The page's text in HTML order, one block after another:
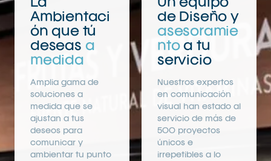
La
Ambientaci
ón que tú
deseas a
medida
Amplia gama de
soluciones a
medida que se
ajustan a tus
deseos para
comunicar y
ambientar tu punto
Un equipo
de Diseño y
asesoramie
ntoa tu
servicio
Nuestros expertos
en comunicación
visual han estado al
servicio de más de
500 proyectos
únicos e
irrepetibles a lo